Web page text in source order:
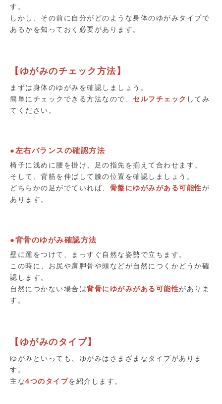
す。
しかし、その前に自分がどのような身体のゆがみタイプで
あるかを知っておく必要があります。
【ゆがみのチェック方法】
まずは身体のゆがみを確認しましょう。
簡単にチェックできる方法なので、 セルフチェック してみ
てください。
●左右バランスの確認方法
椅子に浅めに腰を掛け、足の指先を揃えて合わせます。
そして、背筋を伸ばして膝の位置を確認しましょう。
どちらかの足がでていれば、 骨盤にゆがみがある可能性が
あります。
●背骨のゆがみ確認方法
壁に踵をつけて、まっすぐ自然な姿勢で立ちます。
この時に、お尻や肩胛骨や頭などが自然につくかどうか確
認します。
自然につかない場合は背骨にゆがみがある可能性がありま
す。
【ゆがみのタイプ】
ゆがみといっても、ゆがみはさまざまなタイプがありま
す。
主な4つのタイプを紹介します。